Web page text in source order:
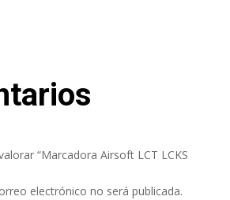
“Marcadora Airsoft LCT LCKS
electrónico no será publicada.